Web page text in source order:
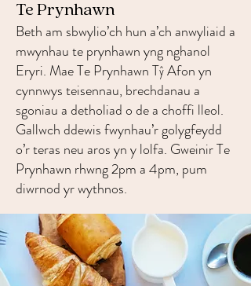
Te Prynhawn
Beth am sbwylio’ch hun a’ch anwyliaid a
mwynhau te prynhawn yng nghanol
Eryri. Mae Te Prynhawn Tŷ Afon yn
cynnwys teisennau, brechdanau a
sgoniau a detholiad o de a choffi lleol.
Gallwch ddewis fwynhau’r golygfeydd
o’r teras neu aros yn y lolfa. Gweinir Te
Prynhawn rhwng 2pm a 4pm, pum
diwrnod yr wythnos.